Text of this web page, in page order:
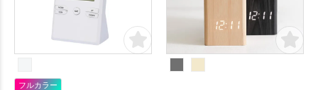
フルカラー